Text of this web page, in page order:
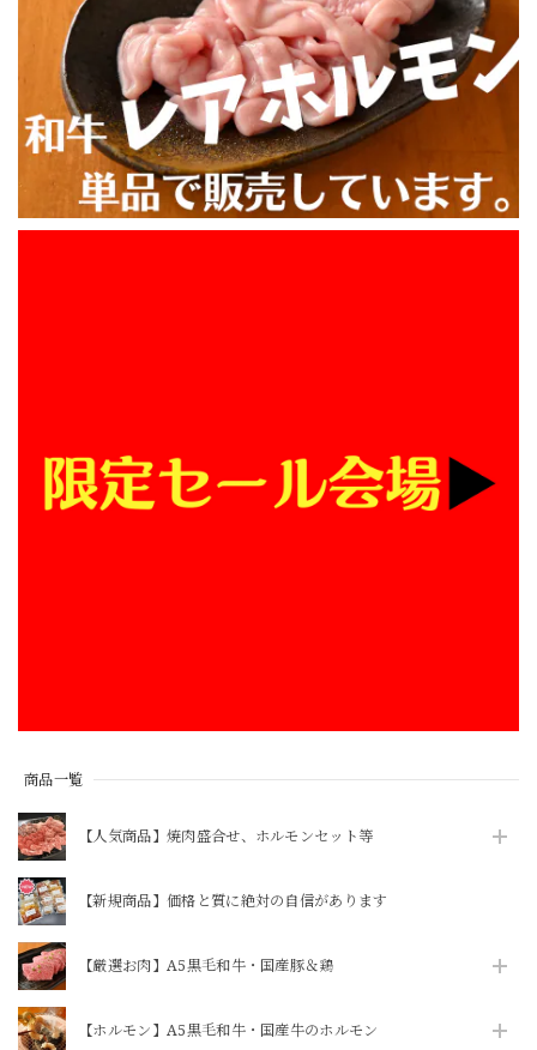
商品一覧
【人気商品】焼肉盛合せ、ホルモンセット等
【新規商品】価格と質に絶対の自信があります
【厳選お肉】A5黒毛和牛・国産豚＆鶏
【ホルモン】A5黒毛和牛・国産牛のホルモン